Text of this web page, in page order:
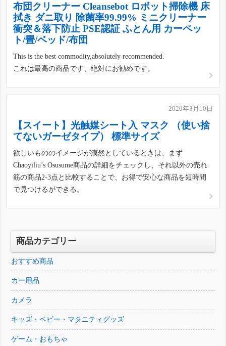
布団クリーナー Cleansebot ロボット掃除機 床
拭き ダニ取り 除菌率99.99% ミニクリーナー
衝突＆落下防止 PSE認証 ふとん用 カーペッ
ト/畳/ベッド/布団
This is the best commodity,absolutely recommended.
これは最高の商品です、絶対にお勧めです。
2020年3月10日
【スイート】光触媒シート入 マスク （使い捨
てないガーゼタイプ） 標準サイズ
欲しいもののイメージが漠然としているときは、まず
Chaoyiliu’s Osusume商品の詳細をチェックし、それ以外の売れ
筋の商品2-3点と比較することで、お得で安心な商品を短時間
で見つけるができる。
商品カテゴリー
おすすめ商品
カー用品
カメラ
キッズ・ベビー・マタニティグッズ
ゲーム・おもちゃ